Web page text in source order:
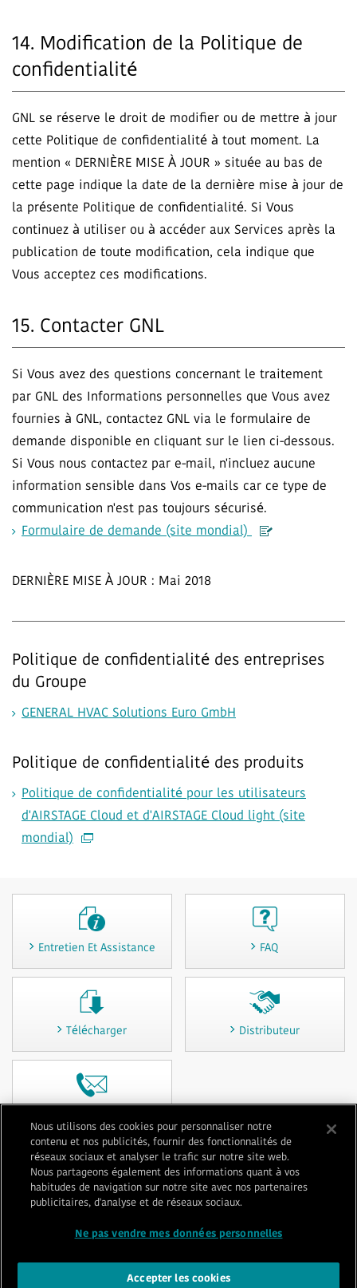
14. Modification de la Politique de
confidentialité
GNL se réserve le droit de modifier ou de mettre à jour
cette Politique de confidentialité à tout moment. La
mention « DERNIÈRE MISE À JOUR » située au bas de
cette page indique la date de la dernière mise à jour de
la présente Politique de confidentialité. Si Vous
continuez à utiliser ou à accéder aux Services après la
publication de toute modification, cela indique que
Vous acceptez ces modifications.
15. Contacter GNL
Si Vous avez des questions concernant le traitement
par GNL des Informations personnelles que Vous avez
fournies à GNL, contactez GNL via le formulaire de
demande disponible en cliquant sur le lien ci-dessous.
Si Vous nous contactez par e-mail, n'incluez aucune
information sensible dans Vos e-mails car ce type de
communication n'est pas toujours sécurisé.
Formulaire de demande (site mondial)
DERNIÈRE MISE À JOUR : Mai 2018
Politique de confidentialité des entreprises
du Groupe
GENERAL HVAC Solutions Euro GmbH​
Politique de confidentialité des produits
Politique de confidentialité pour les utilisateurs
d'AIRSTAGE Cloud et d'AIRSTAGE Cloud light (site
mondial)
Entretien Et Assistance FAQ
Télécharger Distributeur
Conditions d'utilisation Confidentialité
Politique relative aux cookies Plan du site
Impressum
Nous utilisons des cookies pour personnaliser notre
contenu et nos publicités, fournir des fonctionnalités de
réseaux sociaux et analyser le trafic sur notre site web.
Nous partageons également des informations quant à vos
habitudes de navigation sur notre site avec nos partenaires
publicitaires, d'analyse et de réseaux sociaux.
Ne pas vendre mes données personnelles
Accepter les cookies